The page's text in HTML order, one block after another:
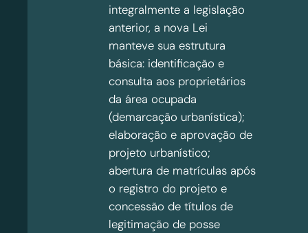
integralmente a legislação
anterior, a nova Lei
manteve sua estrutura
básica: identificação e
consulta aos proprietários
da área ocupada
(demarcação urbanística);
elaboração e aprovação de
projeto urbanístico;
abertura de matrículas após
o registro do projeto e
concessão de títulos de
legitimação de posse